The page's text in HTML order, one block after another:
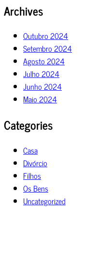
Archives
Outubro 2024
Setembro 2024
Agosto 2024
Julho 2024
Junho 2024
Maio 2024
Categories
Casa
Divórcio
Filhos
Os Bens
Uncategorized